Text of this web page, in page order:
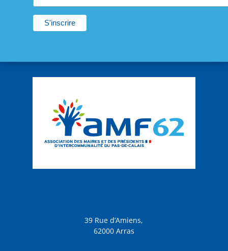
39 Rue d’Amiens,
62000 Arras